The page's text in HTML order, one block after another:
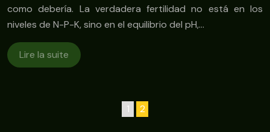
como debería. La verdadera fertilidad no está en los
niveles de N-P-K, sino en el equilibrio del pH,…
Lire la suite
1 2